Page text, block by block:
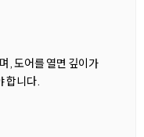
도어를 열면 깊이가
합니다.